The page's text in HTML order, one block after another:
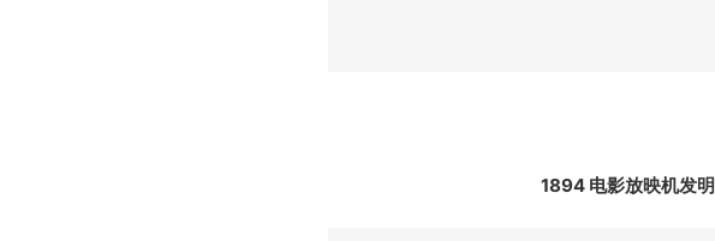
1894 电影放映机发明